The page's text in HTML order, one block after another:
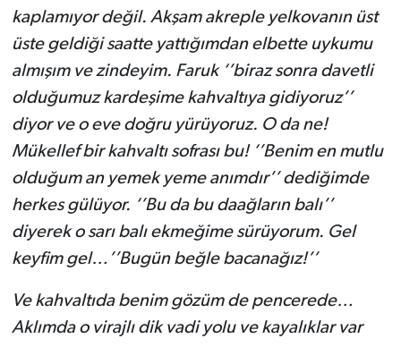
kaplamıyor değil. Akşam akreple yelkovanın üst
üste geldiği saatte yattığımdan elbette uykumu
almışım ve zindeyim. Faruk ‘’biraz sonra davetli
olduğumuz kardeşime kahvaltıya gidiyoruz’’
diyor ve o eve doğru yürüyoruz. O da ne!
Mükellef bir kahvaltı sofrası bu! ‘’Benim en mutlu
olduğum an yemek yeme anımdır’’ dediğimde
herkes gülüyor. ‘’Bu da bu daağların balı’’
diyerek o sarı balı ekmeğime sürüyorum. Gel
keyfim gel…’’Bugün beğle bacanağız!’’
Ve kahvaltıda benim gözüm de pencerede…
Aklımda o virajlı dik vadi yolu ve kayalıklar var